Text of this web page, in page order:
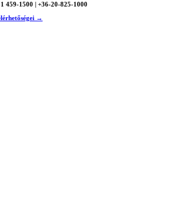
459-1500 | +36-20-825-1000
→